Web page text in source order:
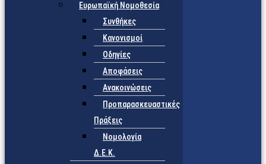
Ευρωπαϊκή Νομοθεσία
Συνθήκες
Κανονισμοί
Οδηγίες
Αποφάσεις
Ανακοινώσεις
Προπαρασκευαστικές
Πράξεις
Νομολογία
Δ.Ε.Κ.